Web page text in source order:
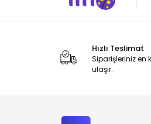
Hızlı Teslimat
Siparişleriniz en
ulaşır.